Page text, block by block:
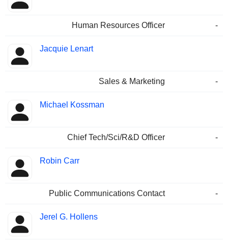
Human Resources Officer -
Jacquie Lenart
Sales & Marketing -
Michael Kossman
Chief Tech/Sci/R&D Officer -
Robin Carr
Public Communications Contact -
Jerel G. Hollens